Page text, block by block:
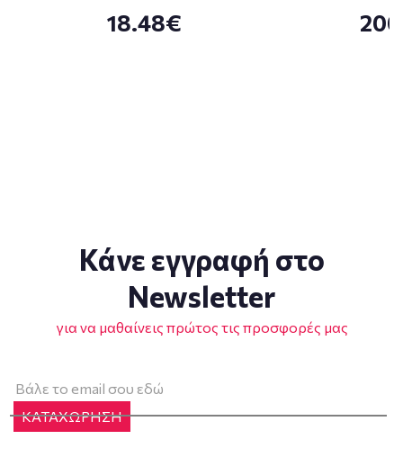
18.48€
Κάνε εγγραφή στο
Newsletter
για να μαθαίνεις πρώτος τις προσφορές μας
ΚΑΤΑΧΩΡΗΣΗ